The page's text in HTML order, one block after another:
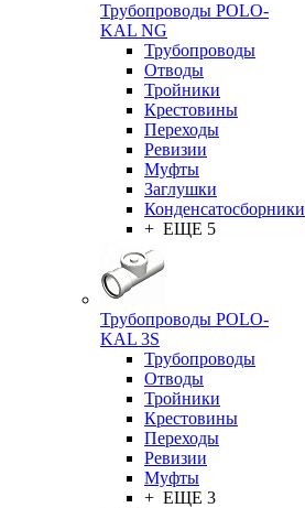
Трубопроводы POLO-
KAL NG
Трубопроводы
Отводы
Тройники
Крестовины
Переходы
Ревизии
Муфты
Заглушки
Конденсатосборники
+ ЕЩЕ 5
Трубопроводы POLO-
KAL 3S
Трубопроводы
Отводы
Тройники
Крестовины
Переходы
Ревизии
Муфты
+ ЕЩЕ 3